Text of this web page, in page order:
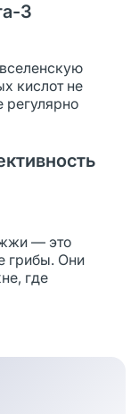
3
кислот не
регулярно
— это
грибы. Они
где